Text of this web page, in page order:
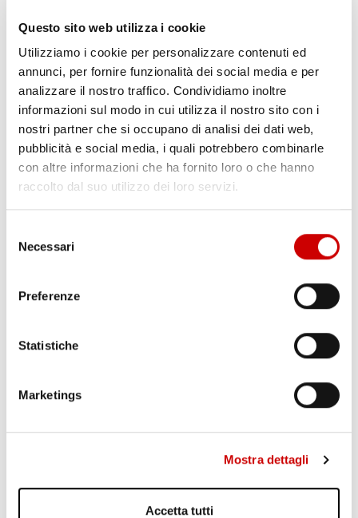
Questo sito web utilizza i cookie
Utilizziamo i cookie per personalizzare contenuti ed
annunci, per fornire funzionalità dei social media e per
analizzare il nostro traffico. Condividiamo inoltre
informazioni sul modo in cui utilizza il nostro sito con i
nostri partner che si occupano di analisi dei dati web,
pubblicità e social media, i quali potrebbero combinarle
con altre informazioni che ha fornito loro o che hanno
raccolto dal suo utilizzo dei loro servizi.
delNecessari
Preferenze
Statistiche
Marketings
Mostra dettagli
Accetta tutti
Leggi articolo
NAPOLI, COL CHELSEA BEN 11 GLI ASSENTI:
CONTE TENTA L’IMPRESA CON 15 UOMINI
28 Gennaio 2026
Il Napoli è in piena emergenza oramai da mesi, un incubo del
di 11 assenti. NAPOLI, COL CHELSEA CON 11 INDISPONIBILI
Leggi articolo